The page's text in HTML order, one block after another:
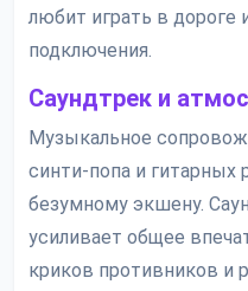
любит играть в дороге
подключения.
Саундтрек и
Музыкальное
синти-попа и гитарных
безумному экшену.
усиливает общее
криков противников и